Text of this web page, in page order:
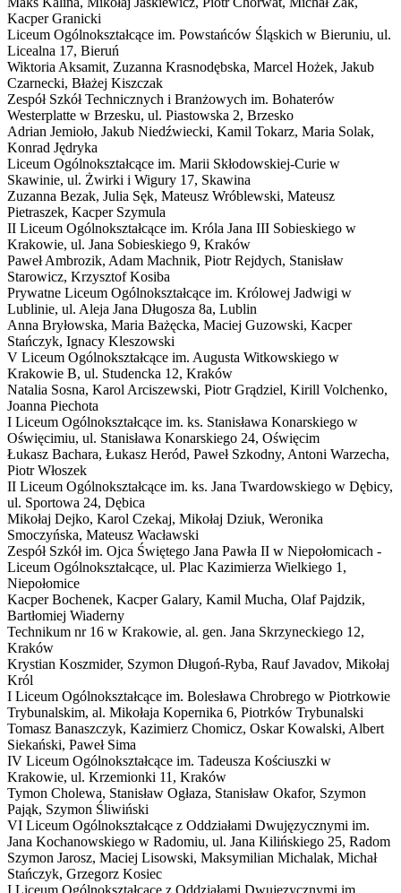
Kacper Granicki
Liceum Ogólnokształcące im. Powstańców Śląskich w Bieruniu, ul.
Licealna 17, Bieruń
Wiktoria Aksamit, Zuzanna Krasnodębska, Marcel Hożek, Jakub
Czarnecki, Błażej Kiszczak
Zespół Szkół Technicznych i Branżowych im. Bohaterów
Westerplatte w Brzesku, ul. Piastowska 2, Brzesko
Adrian Jemioło, Jakub Niedźwiecki, Kamil Tokarz, Maria Solak,
Konrad Jędryka
Liceum Ogólnokształcące im. Marii Skłodowskiej-Curie w
Skawinie, ul. Żwirki i Wigury 17, Skawina
Zuzanna Bezak, Julia Sęk, Mateusz Wróblewski, Mateusz
Pietraszek, Kacper Szymula
II Liceum Ogólnokształcące im. Króla Jana III Sobieskiego w
Krakowie, ul. Jana Sobieskiego 9, Kraków
Paweł Ambrozik, Adam Machnik, Piotr Rejdych, Stanisław
Starowicz, Krzysztof Kosiba
Prywatne Liceum Ogólnokształcące im. Królowej Jadwigi w
Lublinie, ul. Aleja Jana Długosza 8a, Lublin
Anna Bryłowska, Maria Bażęcka, Maciej Guzowski, Kacper
Stańczyk, Ignacy Kleszowski
V Liceum Ogólnokształcące im. Augusta Witkowskiego w
Krakowie B, ul. Studencka 12, Kraków
Natalia Sosna, Karol Arciszewski, Piotr Grądziel, Kirill Volchenko,
Joanna Piechota
I Liceum Ogólnokształcące im. ks. Stanisława Konarskiego w
Oświęcimiu, ul. Stanisława Konarskiego 24, Oświęcim
Łukasz Bachara, Łukasz Heród, Paweł Szkodny, Antoni Warzecha,
Piotr Włoszek
II Liceum Ogólnokształcące im. ks. Jana Twardowskiego w Dębicy,
ul. Sportowa 24, Dębica
Mikołaj Dejko, Karol Czekaj, Mikołaj Dziuk, Weronika
Smoczyńska, Mateusz Wacławski
Zespół Szkół im. Ojca Świętego Jana Pawła II w Niepołomicach -
Liceum Ogólnokształcące, ul. Plac Kazimierza Wielkiego 1,
Niepołomice
Kacper Bochenek, Kacper Galary, Kamil Mucha, Olaf Pajdzik,
Bartłomiej Wiaderny
Technikum nr 16 w Krakowie, al. gen. Jana Skrzyneckiego 12,
Kraków
Krystian Koszmider, Szymon Długoń-Ryba, Rauf Javadov, Mikołaj
Król
I Liceum Ogólnokształcące im. Bolesława Chrobrego w Piotrkowie
Trybunalskim, al. Mikołaja Kopernika 6, Piotrków Trybunalski
Tomasz Banaszczyk, Kazimierz Chomicz, Oskar Kowalski, Albert
Siekański, Paweł Sima
IV Liceum Ogólnokształcące im. Tadeusza Kościuszki w
Krakowie, ul. Krzemionki 11, Kraków
Tymon Cholewa, Stanisław Ogłaza, Stanisław Okafor, Szymon
Pająk, Szymon Śliwiński
VI Liceum Ogólnokształcące z Oddziałami Dwujęzycznymi im.
Jana Kochanowskiego w Radomiu, ul. Jana Kilińskiego 25, Radom
Szymon Jarosz, Maciej Lisowski, Maksymilian Michalak, Michał
Stańczyk, Grzegorz Kosiec
I Liceum Ogólnokształcące z Oddziałami Dwujęzycznymi im.